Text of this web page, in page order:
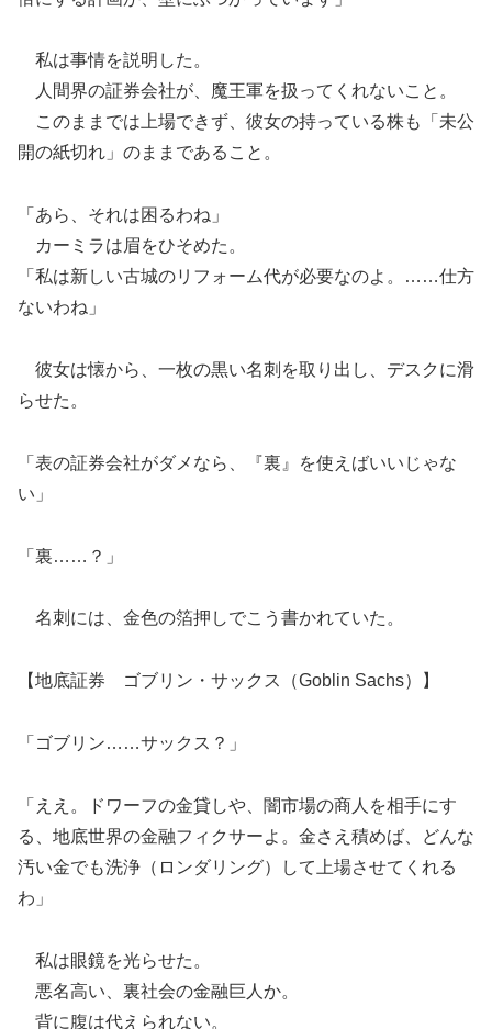
私は事情を説明した。
人間界の証券会社が、魔王軍を扱ってくれないこと。
このままでは上場できず、彼女の持っている株も「未公
開の紙切れ」のままであること。
「あら、それは困るわね」
カーミラは眉をひそめた。
「私は新しい古城のリフォーム代が必要なのよ。……仕方
ないわね」
彼女は懐から、一枚の黒い名刺を取り出し、デスクに滑
らせた。
「表の証券会社がダメなら、『裏』を使えばいいじゃな
い」
「裏……？」
名刺には、金色の箔押しでこう書かれていた。
【地底証券 ゴブリン・サックス（Goblin Sachs）】
「ゴブリン……サックス？」
「ええ。ドワーフの金貸しや、闇市場の商人を相手にす
る、地底世界の金融フィクサーよ。金さえ積めば、どんな
汚い金でも洗浄（ロンダリング）して上場させてくれる
わ」
私は眼鏡を光らせた。
悪名高い、裏社会の金融巨人か。
背に腹は代えられない。